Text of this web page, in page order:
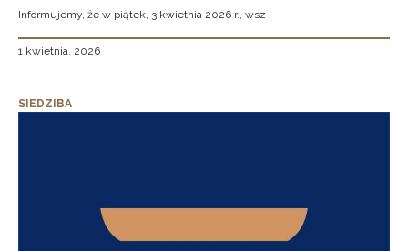
Informujemy, że w piątek, 3 kwietnia 2026 r., wsz
1 kwietnia, 2026
SIEDZIBA